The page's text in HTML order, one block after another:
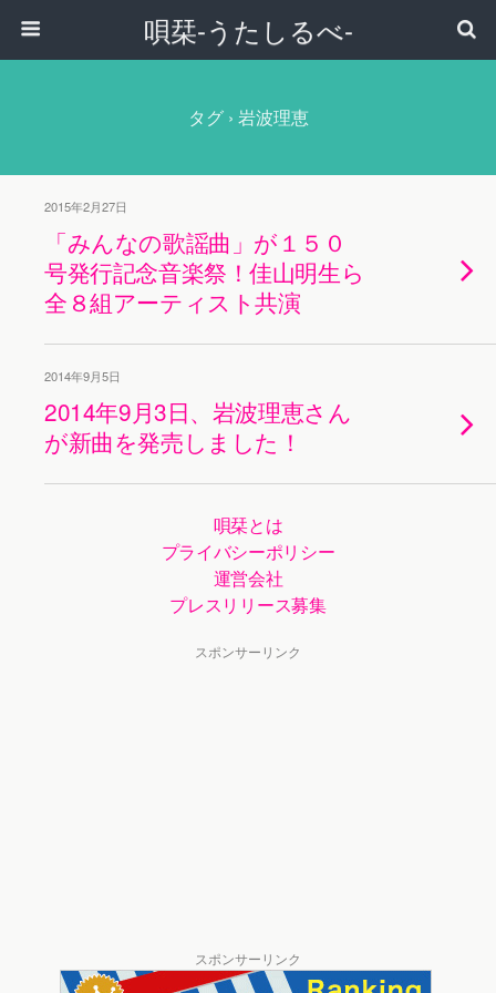
唄栞-うたしるべ-
タグ › 岩波理恵
2015年2月27日
「みんなの歌謡曲」が１５０
号発行記念音楽祭！佳山明生ら
全８組アーティスト共演
2014年9月5日
2014年9月3日、岩波理恵さん
が新曲を発売しました！
唄栞とは
プライバシーポリシー
運営会社
プレスリリース募集
スポンサーリンク
スポンサーリンク